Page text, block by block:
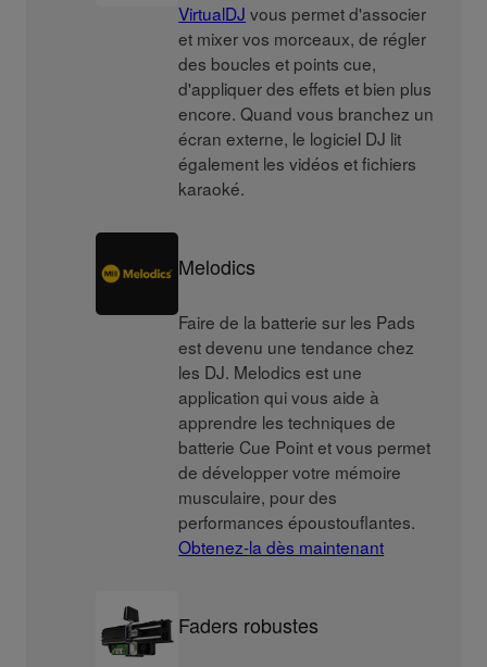
VirtualDJ vous permet d'associer
et mixer vos morceaux, de régler
des boucles et points cue,
d'appliquer des effets et bien plus
encore. Quand vous branchez un
écran externe, le logiciel DJ lit
également les vidéos et fichiers
karaoké.
Melodics
Faire de la batterie sur les Pads
est devenu une tendance chez
les DJ. Melodics est une
application qui vous aide à
apprendre les techniques de
batterie Cue Point et vous permet
de développer votre mémoire
musculaire, pour des
performances époustouflantes.
Obtenez-la dès maintenant
Faders robustes